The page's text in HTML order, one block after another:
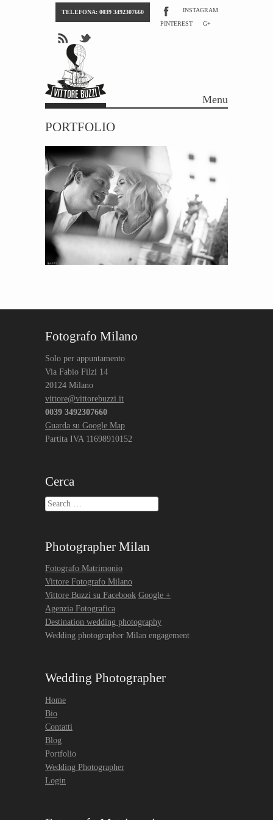
TELEFONA: 0039 3492307660
INSTAGRAM
PINTEREST
G+
Menu
PORTFOLIO
Post navigation
Fotografo Milano
Solo per appuntamento
Via Fabio Filzi 14
20124 Milano
vittore@vittorebuzzi.it
0039 3492307660
Guarda su Google Map
Partita IVA 11698910152
Cerca
Search
Photographer Milan
Fotografo Matrimonio
Vittore Fotografo Milano
Vittore Buzzi su Facebook Google +
Agenzia Fotografica
Destination wedding photography
Wedding photographer Milan engagement
Wedding Photographer
Home
Bio
Contatti
Blog
Portfolio
Wedding Photographer
Login